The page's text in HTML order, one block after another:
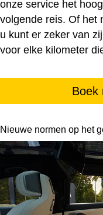
onze service het
volgende reis. Of het
u kunt er zeker van
voor elke kilometer
Boek
Nieuwe normen op het